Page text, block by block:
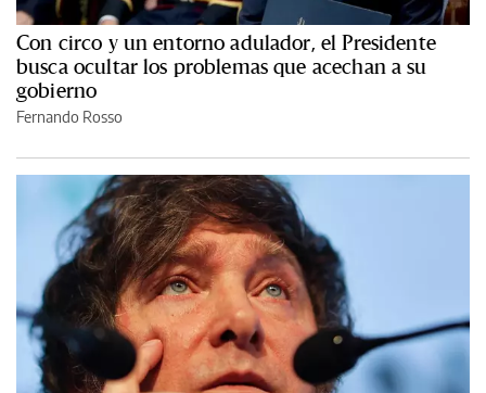
Con circo y un entorno adulador, el Presidente
busca ocultar los problemas que acechan a su
gobierno
Fernando Rosso